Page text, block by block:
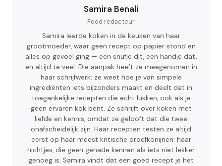
Samira Benali
Food redacteur
Samira leerde koken in de keuken van haar
grootmoeder, waar geen recept op papier stond en
alles op gevoel ging — een snufje dit, een handje dat,
en altijd te veel. Die aanpak heeft ze meegenomen in
haar schrijfwerk: ze weet hoe je van simpele
ingrediënten iets bijzonders maakt en deelt dat in
toegankelijke recepten die echt lukken, ook als je
geen ervaren kok bent. Ze schrijft over koken met
liefde en kennis, omdat ze gelooft dat die twee
onafscheidelijk zijn. Haar recepten testen ze altijd
eerst op haar meest kritische proefkonijnen: haar
nichtjes, die geen genade kennen als iets niet lekker
genoeg is. Samira vindt dat een goed recept je het